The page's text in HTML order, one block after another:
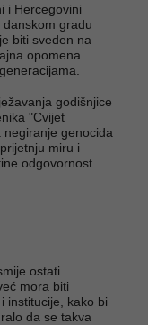
i Hercegovini
gradu
biti sveden na
opomena
godišnjice
"Cvijet
genocida
miru i
odgovornost
ostati
mora biti
institucije, kako bi
da se takva